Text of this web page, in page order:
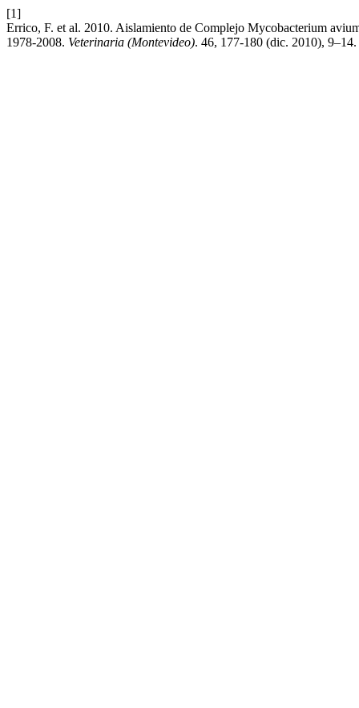
[1]
Errico, F. et al. 2010. Aislamiento de Complejo Mycobacterium
1978-2008. Veterinaria (Montevideo). 46, 177-180 (dic. 2010), 9–14.